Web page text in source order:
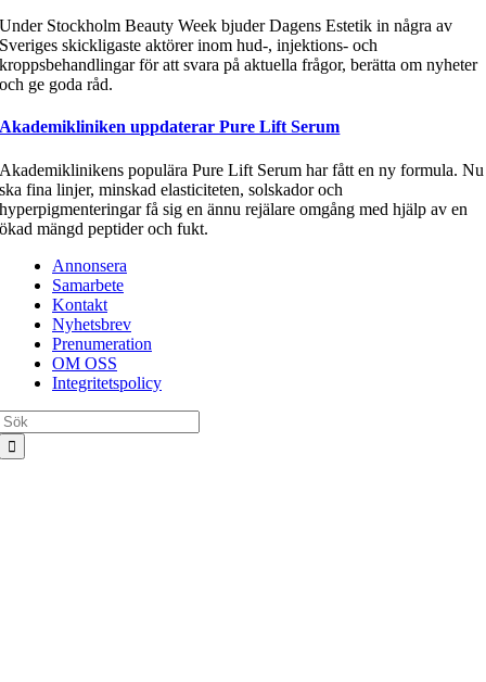
Under Stockholm Beauty Week bjuder Dagens Estetik in några av
Sveriges skickligaste aktörer inom hud-, injektions- och
kroppsbehandlingar för att svara på aktuella frågor, berätta om nyheter
och ge goda råd.
Akademikliniken uppdaterar Pure Lift Serum
Akademiklinikens populära Pure Lift Serum har fått en ny formula. Nu
ska fina linjer, minskad elasticiteten, solskador och
hyperpigmenteringar få sig en ännu rejälare omgång med hjälp av en
ökad mängd peptider och fukt.
Annonsera
Samarbete
Kontakt
Nyhetsbrev
Prenumeration
OM OSS
Integritetspolicy